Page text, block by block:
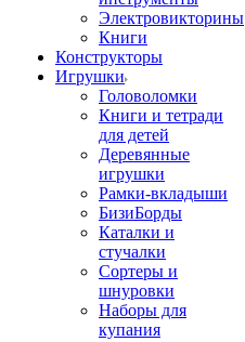
Электровикторины
Книги
Конструкторы
Игрушки
Головоломки
Книги и тетради
для детей
Деревянные
игрушки
Рамки-вкладыши
БизиБорды
Каталки и
стучалки
Сортеры и
шнуровки
Наборы для
купания